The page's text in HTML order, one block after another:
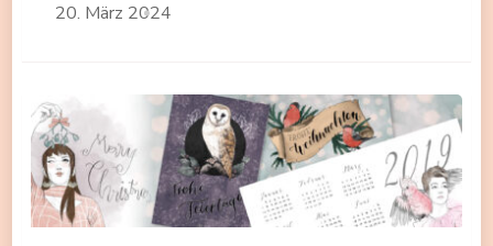
20. März 2024